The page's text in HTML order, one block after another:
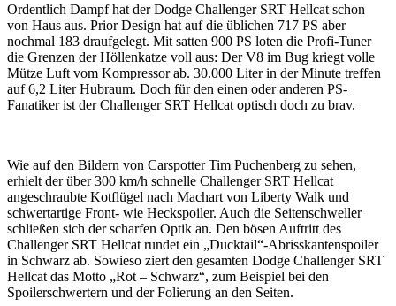
Ordentlich Dampf hat der Dodge Challenger SRT Hellcat schon
von Haus aus. Prior Design hat auf die üblichen 717 PS aber
nochmal 183 draufgelegt. Mit satten 900 PS loten die Profi-Tuner
die Grenzen der Höllenkatze voll aus: Der V8 im Bug kriegt volle
Mütze Luft vom Kompressor ab. 30.000 Liter in der Minute treffen
auf 6,2 Liter Hubraum. Doch für den einen oder anderen PS-
Fanatiker ist der Challenger SRT Hellcat optisch doch zu brav.
Wie auf den Bildern von Carspotter Tim Puchenberg zu sehen,
erhielt der über 300 km/h schnelle Challenger SRT Hellcat
angeschraubte Kotflügel nach Machart von Liberty Walk und
schwertartige Front- wie Heckspoiler. Auch die Seitenschweller
schließen sich der scharfen Optik an. Den bösen Auftritt des
Challenger SRT Hellcat rundet ein „Ducktail“-Abrisskantenspoiler
in Schwarz ab. Sowieso ziert den gesamten Dodge Challenger SRT
Hellcat das Motto „Rot – Schwarz“, zum Beispiel bei den
Spoilerschwertern und der Folierung an den Seiten.